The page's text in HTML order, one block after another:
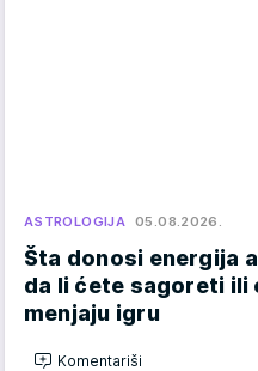
ASTROLOGIJA 05.08.2026.
Šta donosi energija
da li ćete sagoreti ili
menjaju igru
Komentariši